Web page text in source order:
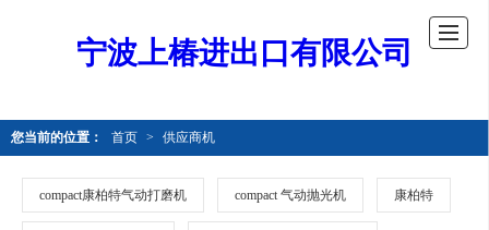
宁波上椿进出口有限公司
您当前的位置： 首页 > 供应商机
compact康柏特气动打磨机 compact 气动抛光机 康柏特